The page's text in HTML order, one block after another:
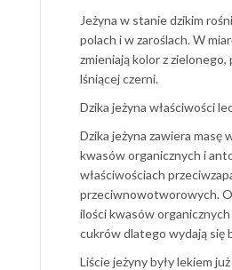
Jeżyna w stanie dzikim
polach i w zaroślach. W
zmieniają kolor z zielonego,
lśniącej czerni.
Dzika jeżyna właściwości
Dzika jeżyna zawiera masę
kwasów organicznych i
właściwościach
przeciwnowotworowych.
ilości kwasów organicznych
cukrów dlatego wydają się
Liście jeżyny były lekiem